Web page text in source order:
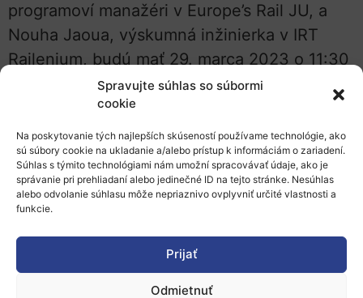
Spravujte súhlas so súbormi
cookie
Na poskytovanie tých najlepších skúseností používame technológie, ako
sú súbory cookie na ukladanie a/alebo prístup k informáciám o zariadení.
Súhlas s týmito technológiami nám umožní spracovávať údaje, ako je
správanie pri prehliadaní alebo jedinečné ID na tejto stránke. Nesúhlas
alebo odvolanie súhlasu môže nepriaznivo ovplyvniť určité vlastnosti a
funkcie.
Prijať
Odmietnuť
programoví manažéri v Europe’s Rail JU, a
Nouha Jaoua, výskumná inžinierka v IRT
Railenium, budú mať 29. marca 2023 o 11:30
– 12:30 hod. prednášku s názvom
„Energetická účinnosť v železničnom
sektore: aká je úloha inovácií?“, v rámci
ktorej predstavia konkrétne výsledky
dosiahnuté v rámci projketov
predchádzajúceho Európskeho partnerstva
vlajkových projektoch EÚ v oblasti železníc
s cieľom preskúmať budúce perspektívy,